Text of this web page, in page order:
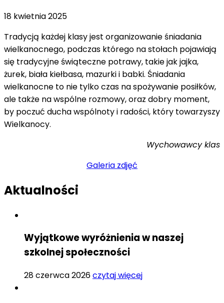
18 kwietnia 2025
Tradycją każdej klasy jest organizowanie śniadania
wielkanocnego, podczas którego na stołach pojawiają
się tradycyjne świąteczne potrawy, takie jak jajka,
żurek, biała kiełbasa, mazurki i babki. Śniadania
wielkanocne to nie tylko czas na spożywanie posiłków,
ale także na wspólne rozmowy, oraz dobry moment,
by poczuć ducha wspólnoty i radości, który towarzyszy
Wielkanocy.
Wychowawcy klas
Galeria zdjęć
Aktualności
Wyjątkowe wyróżnienia w naszej
szkolnej społeczności
28 czerwca 2026czytaj więcej